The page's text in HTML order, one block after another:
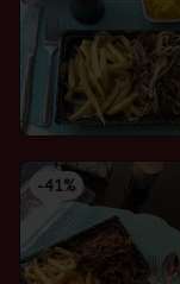
-41%